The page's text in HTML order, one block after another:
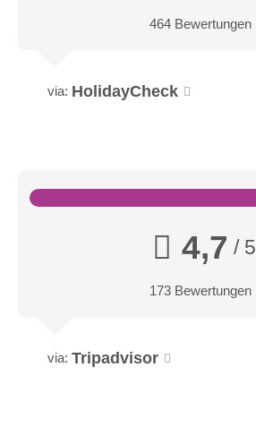
464 Bewertungen
via: HolidayCheck
4,7 / 5
173 Bewertungen
via: Tripadvisor